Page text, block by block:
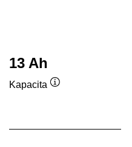
13 Ah
Kapacita